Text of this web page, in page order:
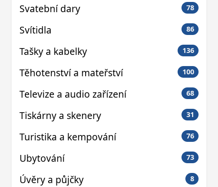
Svatební dary 78
Svítidla 86
Tašky a kabelky 136
Těhotenství a mateřství 100
Televize a audio zařízení 68
Tiskárny a skenery 31
Turistika a kempování 76
Ubytování 73
Úvěry a půjčky 8